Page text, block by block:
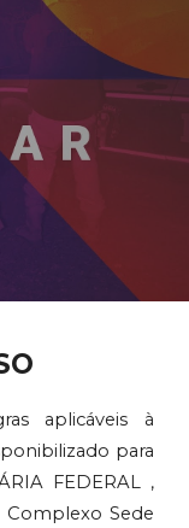
Skip to navigation
aplicáveis à
para
FEDERAL ,
Complexo Sede